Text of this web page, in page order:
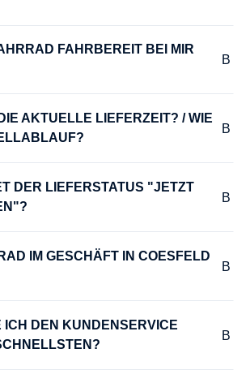
:
:
:
:
FAHRBEREIT BEI MIR
AKTUELLE LIEFERZEIT? / WIE
DER LIEFERSTATUS "JETZT
IM GESCHÄFT IN COESFELD
ICH DEN KUNDENSERVICE